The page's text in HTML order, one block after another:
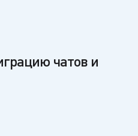
чатов и